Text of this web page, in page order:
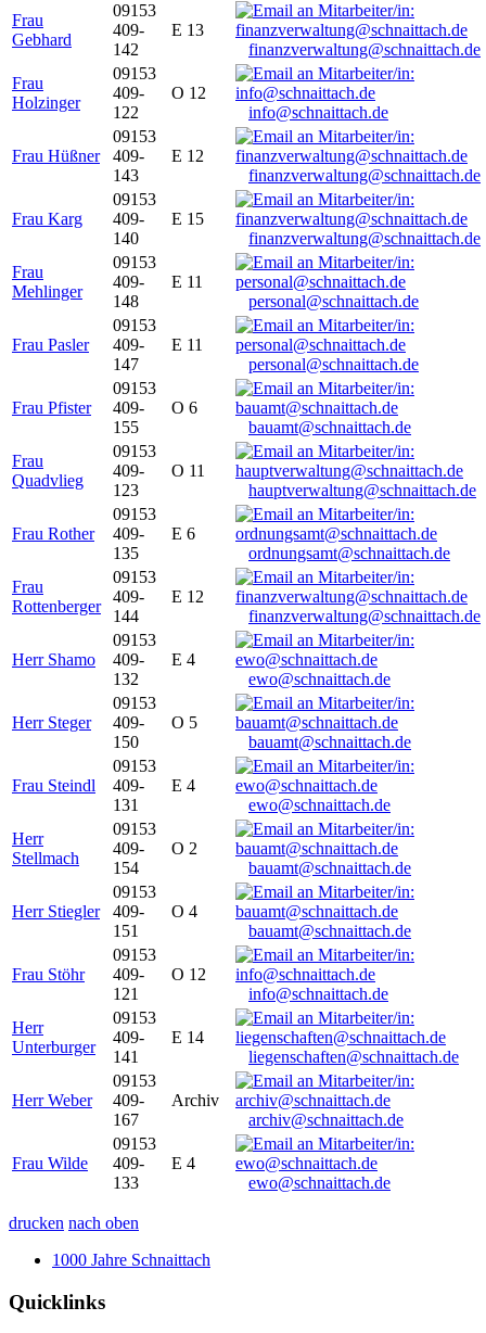
Frau
Gebhard
09153
409-
142
E 13
finanzverwaltung@schnaittach.de
Frau
Holzinger
09153
409-
122
O 12
info@schnaittach.de
Frau Hüßner
09153
409-
143
E 12
finanzverwaltung@schnaittach.de
Frau Karg
09153
409-
140
E 15
finanzverwaltung@schnaittach.de
Frau
Mehlinger
09153
409-
148
E 11
personal@schnaittach.de
Frau Pasler
09153
409-
147
E 11
personal@schnaittach.de
Frau Pfister
09153
409-
155
O 6
bauamt@schnaittach.de
Frau
Quadvlieg
09153
409-
123
O 11
hauptverwaltung@schnaittach.de
Frau Rother
09153
409-
135
E 6
ordnungsamt@schnaittach.de
Frau
Rottenberger
09153
409-
144
E 12
finanzverwaltung@schnaittach.de
Herr Shamo
09153
409-
132
E 4
ewo@schnaittach.de
Herr Steger
09153
409-
150
O 5
bauamt@schnaittach.de
Frau Steindl
09153
409-
131
E 4
ewo@schnaittach.de
Herr
Stellmach
09153
409-
154
O 2
bauamt@schnaittach.de
Herr Stiegler
09153
409-
151
O 4
bauamt@schnaittach.de
Frau Stöhr
09153
409-
121
O 12
info@schnaittach.de
Herr
Unterburger
09153
409-
141
E 14
liegenschaften@schnaittach.de
Herr Weber
09153
409-
167
Archiv
archiv@schnaittach.de
Frau Wilde
09153
409-
133
E 4
ewo@schnaittach.de
drucken nach oben
1000 Jahre Schnaittach
Quicklinks